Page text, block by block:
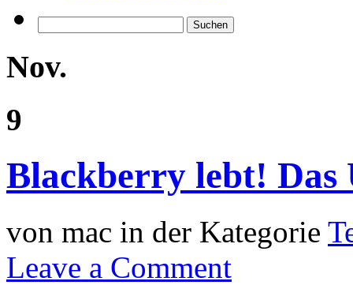
nach:
Nov.
9
Blackberry lebt! Das
von mac in der Kategorie
Leave a Comment